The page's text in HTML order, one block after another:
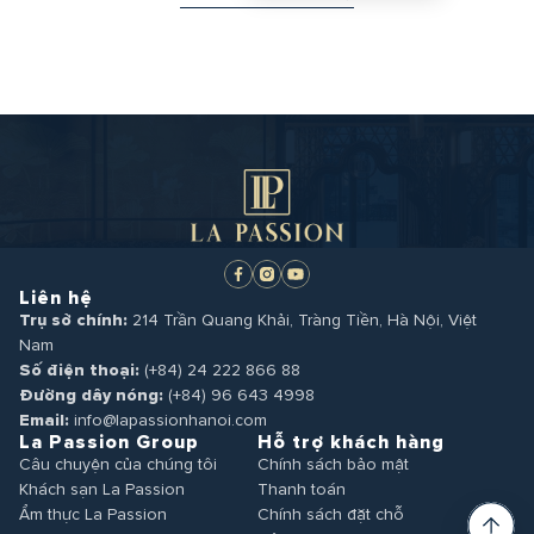
Liên hệ
Trụ sở chính: 214 Trần Quang Khải, Tràng Tiền, Hà Nội, Việt
Nam
Số điện thoại: (+84) 24 222 866 88
Đường dây nóng: (+84) 96 643 4998
Email: info@lapassionhanoi.com
La Passion Group
Câu chuyện của chúng tôi
Khách sạn La Passion
Ẩm thực La Passion
Hỗ trợ khách hàng
Chính sách bảo mật
Thanh toán
Chính sách đặt chỗ